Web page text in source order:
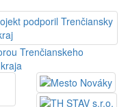
Trenčianskeho